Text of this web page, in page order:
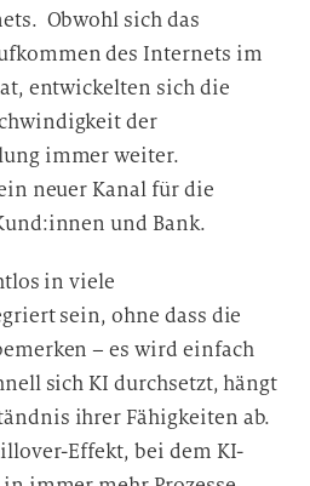
Obwohl sich das
des Internets im
entwickelten sich die
der
immer weiter.
neuer Kanal für die
und Bank.
in viele
sein, ohne dass die
– es wird einfach
sich KI durchsetzt, hängt
ihrer Fähigkeiten ab.
Effekt, bei dem KI-